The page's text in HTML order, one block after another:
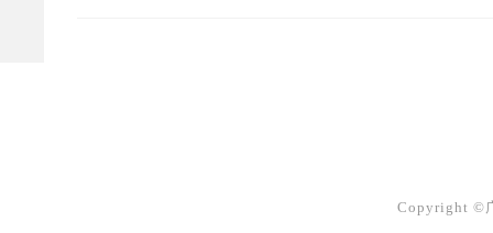
Copyright ©